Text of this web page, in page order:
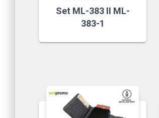
Set ML-383 II ML-
383-1